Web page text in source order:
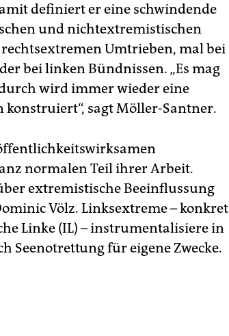
definiert er eine schwindende
und nichtextremistischen
Umtrieben, mal bei
bei linken Bündnissen. „Es mag
wird immer wieder eine
sagt Möller-Santner.
normalen Teil ihrer Arbeit.
extremistische Beeinflussung
Völz. Linksextreme – konkret
Linke (IL) – instrumentalisiere in
Seenotrettung für eigene Zwecke.